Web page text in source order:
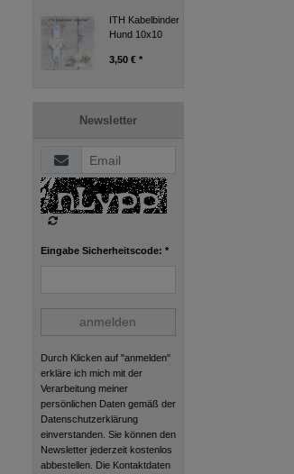
ITH Kabelbinder
Hund 10x10
3,50 € *
Newsletter
Eingabe Sicherheitscode: *
anmelden
Durch Klicken auf "anmelden"
erkläre ich mich mit der
Verarbeitung meiner
persönlichen Daten gemäß der
Datenschutzerklärung
einverstanden. Sie können den
Newsletter jederzeit kostenlos
abbestellen. Die Kontaktdaten